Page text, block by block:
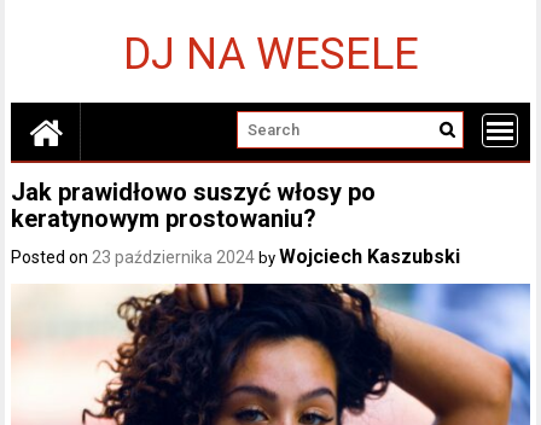
DJ NA WESELE
Jak prawidłowo suszyć włosy po
keratynowym prostowaniu?
Posted on 23 października 2024 by Wojciech Kaszubski